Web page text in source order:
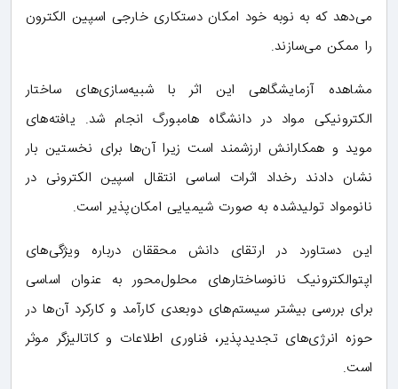
می‌دهد که به نوبه خود امکان دستکاری خارجی اسپین الکترون
را ممکن می‌سازند.
مشاهده آزمایشگاهی این اثر با شبیه‌سازی‌های ساختار
الکترونیکی مواد در دانشگاه هامبورگ انجام شد. یافته‌های
موید و همکارانش ارزشمند است زیرا آن‌ها برای نخستین بار
نشان دادند رخداد اثرات اساسی انتقال اسپین الکترونی در
نانومواد تولیدشده به صورت شیمیایی امکان‌پذیر است.
این دستاورد در ارتقای دانش محققان درباره ویژگی‌های
اپتوالکترونیک نانوساختارهای محلول‌محور به عنوان اساسی
برای بررسی بیشتر سیستم‌های دوبعدی کارآمد و کارکرد آن‌ها در
حوزه انرژی‌های تجدیدپذیر، فناوری اطلاعات و کاتالیزگر موثر
است.